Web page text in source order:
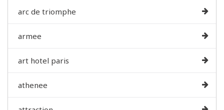
arc de triomphe
armee
art hotel paris
athenee